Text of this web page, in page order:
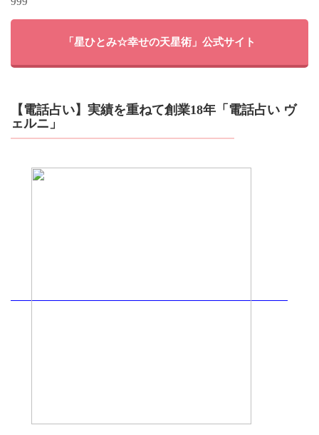
「星ひとみ☆幸せの天星術」公式サイト
【電話占い】実績を重ねて創業18年「電話占い ヴ
ェルニ」